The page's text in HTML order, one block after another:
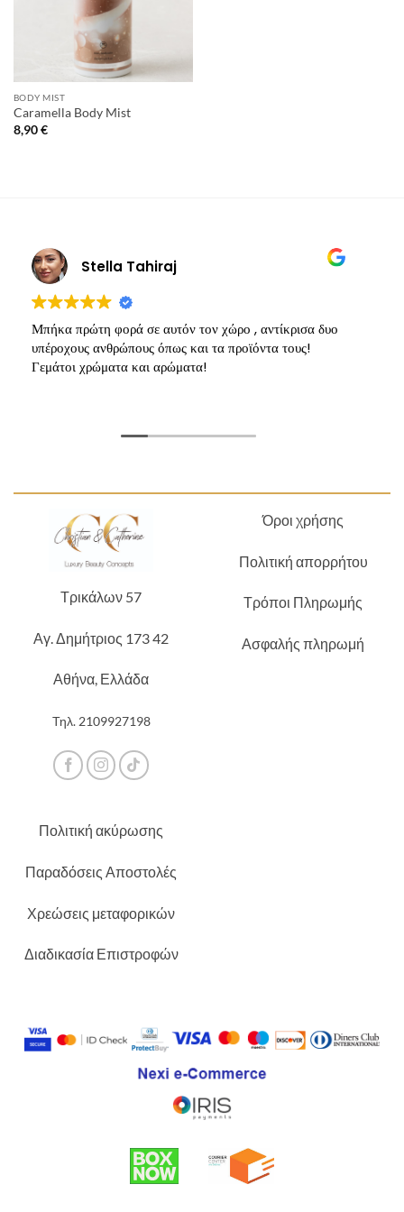
BODY MIST
Caramella Body Mist
8,90€
Stella Tahiraj
Μπήκα πρώτη φορά σε αυτόν τον χώρο , αντίκρισα δυο
υπέροχους ανθρώπους όπως και τα προϊόντα τους!
Γεμάτοι χρώματα και αρώματα!
Τρικάλων 57
Αγ. Δημήτριος 173 42
Αθήνα, Ελλάδα
Τηλ. 2109927198
Όροι χρήσης
Πολιτική απορρήτου
Τρόποι Πληρωμής
Ασφαλής πληρωμή
Πολιτική ακύρωσης
Παραδόσεις Αποστολές
Χρεώσεις μεταφορικών
Διαδικασία Επιστροφών